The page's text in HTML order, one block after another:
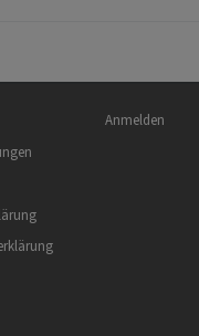
Anmelden